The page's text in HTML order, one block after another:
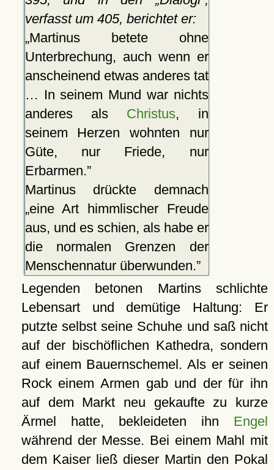
verfasst um 405, berichtet er:
Martinus betete ohne
Unterbrechung, auch wenn er
anscheinend etwas anderes tat
… In seinem Mund war nichts
anderes als Christus, in
seinem Herzen wohnten nur
Güte, nur Friede, nur
Erbarmen.
Martinus drückte demnach
eine Art himmlischer Freude
aus, und es schien, als habe er
die normalen Grenzen der
Menschennatur überwunden.
Legenden betonen Martins schlichte
Lebensart und demütige Haltung: Er
putzte selbst seine Schuhe und saß nicht
auf der bischöflichen Kathedra, sondern
auf einem Bauernschemel. Als er seinen
Rock einem Armen gab und der für ihn
auf dem Markt neu gekaufte zu kurze
Ärmel hatte, bekleideten ihn Engel
während der Messe. Bei einem Mahl mit
dem Kaiser ließ dieser Martin den Pokal